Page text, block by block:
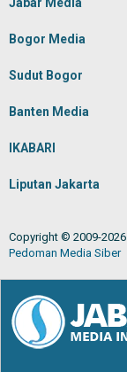
Bogor Media
Sudut Bogor
Banten Media
IKABARI
Liputan Jakarta
Copyright © 2009-2026
Pedoman Media Siber